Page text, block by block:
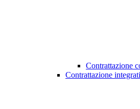
Contrattazione
Contrattazione